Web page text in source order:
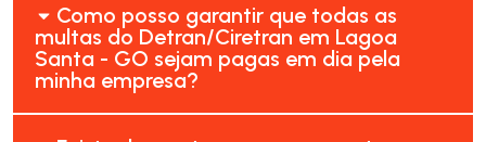
Como posso garantir que todas as
multas do Detran/Ciretran em Lagoa
Santa - GO sejam pagas em dia pela
minha empresa?